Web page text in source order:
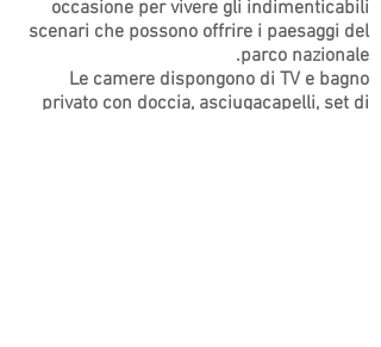
occasione per vivere gli indimenticabili
scenari che possono offrire i paesaggi del
parco nazionale.
Le camere dispongono di TV e bagno
privato con doccia, asciugacapelli, set di